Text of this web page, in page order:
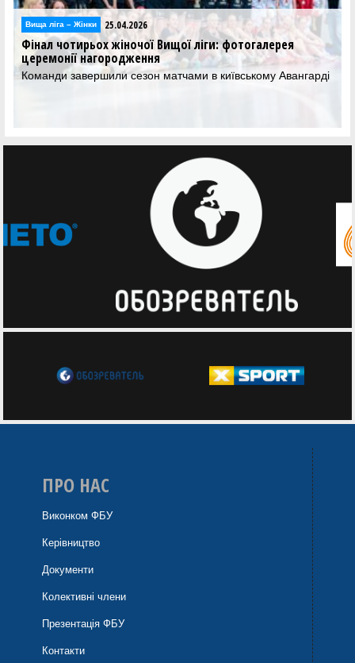
Вища лiга – Жiнки 25.04.2026
Фінал чотирьох жіночої Вищої ліги: фотогалерея
церемонії нагородження
Команди завершили сезон матчами в київському Авангарді
ПРО НАС
Виконком ФБУ
Керівництво
Документи
Колективні члени
Презентація ФБУ
Контакти